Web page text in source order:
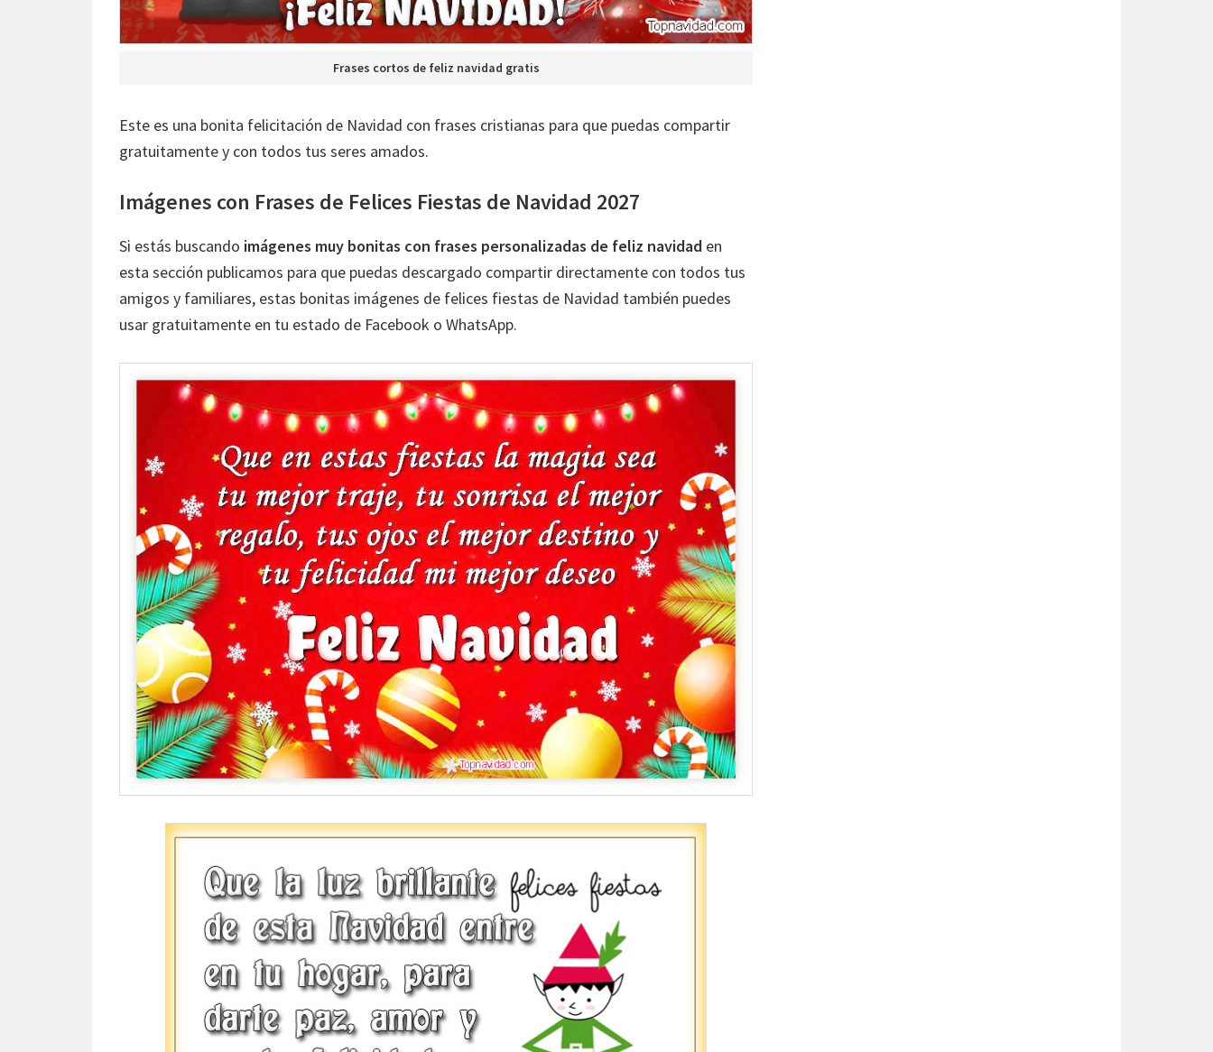
Frases cortos de feliz navidad gratis
Este es una bonita felicitación de Navidad con frases cristianas para que puedas compartir
gratuitamente y con todos tus seres amados.
Imágenes con Frases de Felices Fiestas de Navidad 2027
Si estás buscando imágenes muy bonitas con frases personalizadas de feliz navidad en
esta sección publicamos para que puedas descargado compartir directamente con todos tus
amigos y familiares, estas bonitas imágenes de felices fiestas de Navidad también puedes
usar gratuitamente en tu estado de Facebook o WhatsApp.